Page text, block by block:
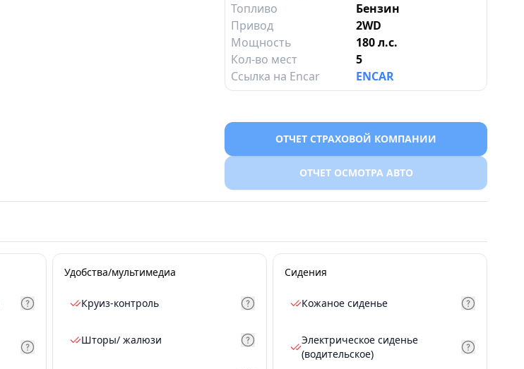
Топливо
Бензин
Привод
2WD
Мощность
180 л.с.
Кол-во мест
5
Ссылка на Encar
ENCAR
ОТЧЕТ СТРАХОВОЙ КОМПАНИИ
ОТЧЕТ ОСМОТРА АВТО
Удобства/мультимедиа
Круиз-контроль
Шторы/ жалюзи
Сидения
Кожаное сиденье
Электрическое сиденье
(водительское)